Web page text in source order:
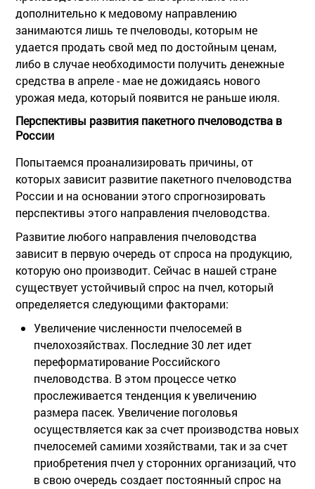
дополнительно к медовому направлению
занимаются лишь те пчеловоды, которым не
удается продать свой мед по достойным ценам,
либо в случае необходимости получить денежные
средства в апреле - мае не дожидаясь нового
урожая меда, который появится не раньше июля.
Перспективы развития пакетного пчеловодства в
России
Попытаемся проанализировать причины, от
которых зависит развитие пакетного пчеловодства
России и на основании этого спрогнозировать
перспективы этого направления пчеловодства.
Развитие любого направления пчеловодства
зависит в первую очередь от спроса на продукцию,
которую оно производит. Сейчас в нашей стране
существует устойчивый спрос на пчел, который
определяется следующими факторами:
Увеличение численности пчелосемей в
пчелохозяйствах. Последние 30 лет идет
переформатирование Российского
пчеловодства. В этом процессе четко
прослеживается тенденция к увеличению
размера пасек. Увеличение поголовья
осуществляется как за счет производства новых
пчелосемей самими хозяйствами, так и за счет
приобретения пчел у сторонних организаций, что
в свою очередь создает постоянный спрос на